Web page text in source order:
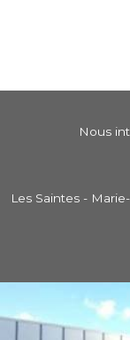
Nous
Les Saintes -